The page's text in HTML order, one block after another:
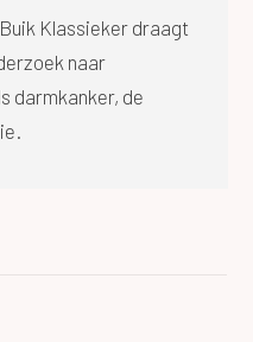
Klassieker draagt
naar
darmkanker, de